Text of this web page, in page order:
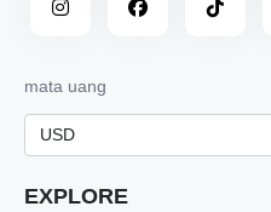
mata uang
EXPLORE